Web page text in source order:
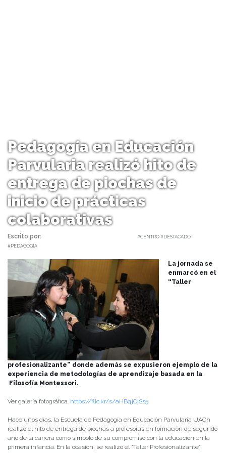
Pedagogía en Educación
Parvularia realizó hito de
entrega de piochas de
inicio de prácticas
colaborativas
Escrito por:
#CENTRO #DESTACADO
#PEDAGOGÍA
La jornada se
enmarcó en el
“Taller
profesionalizante” donde además se expusieron ejemplo de la
experiencia de metodologías de aprendizaje basada en la
Filosofía Montessori.
Ver galería fotográfica. https://flic.kr/s/aHBqjCjSs5
Hace unos días, la Escuela de Pedagogía en Educación Parvularia UACh
realizó el hito de entrega de piochas a profesoras en formación de segundo
año de la carrera como símbolo de su compromiso con la educación en la
primera infancia. En la ocasión, se realizó el “Taller Profesionalizante”,